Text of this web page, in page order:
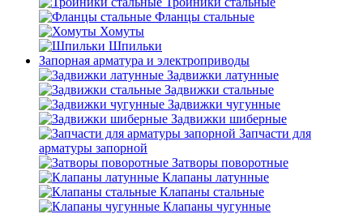
Фланцы стальные
Хомуты
Шпильки
Запорная арматура и электроприводы
Задвижки латунные
Задвижки стальные
Задвижки чугунные
Задвижки шиберные
Запчасти для
арматуры запорной
Затворы поворотные
Клапаны латунные
Клапаны стальные
Клапаны чугунные